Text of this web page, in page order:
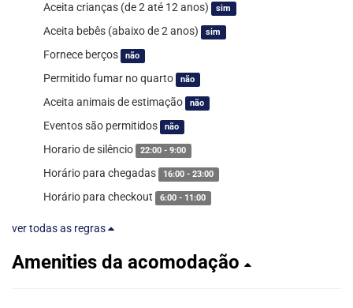
Aceita crianças (de 2 até 12 anos) sim
Aceita bebês (abaixo de 2 anos) sim
Fornece berços não
Permitido fumar no quarto não
Aceita animais de estimação não
Eventos são permitidos não
Horario de silêncio 22:00 - 9:00
Horário para chegadas 16:00 - 23:00
Horário para checkout 6:00 - 11:00
ver todas as regras
Amenities da acomodação